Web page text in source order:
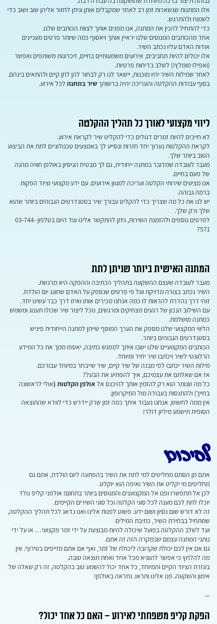
אלו המתנות שנשארות זמן רב לאחר שמקבלים אותן וניתן לחזור אליהן שוב ושוב כדי
לשמוח ולהתרגש.
כדי להתחיל להכין את המתנה, אנו מפנים אותך לצוות הכותבים שלנו.
אחד מהכותבים המנוסים שלנו יראיין אותך ויאסוף כמה שיותר פרטים מעניינים
אודות האדם עליו נכתב השיר.
אלו יכולים להיות תחביבים, אירועים משמעותיים בחיים, זיכרונות משותפים ואפשר
(ואפילו מומלץ!) לשלב בדיחות פרטיות.
לאחר שמילות השיר יהיו מוכנות, יישאר לנו רק לבחור להן לחן קיים ולהתאים בינהם.
בסוף עבודות ההקלטה והעריכה יהיה ברשותךשיר במתנה לכל אירוע.
ליווי מקצועי לאורך כל תהליך ההקלטה
לא חייבים להיות זמרים דגולים כדי להקליט שיר לקראת אירוע.
לקראת ההקלטות נערוך יחד חזרות ונסייע לך באמצעים טכנולוגיים לתת את הביצוע
הטוב ביותר שלך.
מעבר לעובדה שמדובר במתנה ייחודית, גם לך מבטיח הניסיון באולפן חוויה מהנה
של פעם בחיים.
אנו מציעים שירותי הקלטה ועריכה למגוון אירועים. עם ידע מקצועי וציוד הפקות
ברמה גבוהה.
יש לנו את כל מה שצריך כדי להקליט עבורך שיר בסטנדרטים הגבוהים ביותר שהוא
שלך ורק שלך.
לפרטים נוספים ולהזמנת השירות, ניתן להתקשר אלינו עוד היום בטלפון 03-744-
7571
המתנה האישית ביותר שניתן לתת
מעבר לעובדה שעצם ההשקעה בתהליך הכתיבה וההפקה היא מרגשת.
השיר נכתב בצורה מדויקת ועל פי פרטים שנספק על האדם שחוגג יום הולדת.
זוהי דרך נהדרת להראות לו כמה אנחנו מכירים אותו ואיזו דרך כבר עשינו יחד.
עם השילוב הנכון של רגעים מצחיקים ומרגשים, נוכל ליצור שיר שכולו תענוג ומשמש
כמתנה מושלמת.
הליווי המקצועי שלנו מספק את הערך המוסף שייתן למתנה הייחודית פיניש
בסטנדרטים הגבוהים ביותר.
הכותבים המקצועיים שלנו ישבו איתך למפגש כתיבה, יאספו ממך את כל המידע
הרלוונטי לשיר ויכתבו שיר יחיד ומיוחד.
מילות השיר יכתבו לפי מבנה של שיר קיים, שיר שייבחר במיוחד עבורכם.
אז אם שאלתם את עצמיכם, איך להפתיע את הבעל?
כל מה שנותר הוא רק להזמין אותך להיכנס אל אולפן הקלטות (אולי לראשונה
בחייך) ולהתנסות בעבודה מול המיקרופון.
אין ממה לחשוש, אנחנו נעבוד איתך כמה זמן שרק יידרש כדי לוודא שהתוצאה
הסופית תישמע מיליון דולר!
לסיכום
אתם מן הסתם מחליטים למי לתת את השיר בהפתעה ליום הולדת, אתם גם
מחליטים מי יקליט את השיר ואיפה הוא יוקלט.
לכן אל תתפשרו ופנו אל המקצוענים והמנוסים ביותר בתחום! אולפני קליפ נולד
יוכלו לתת לכם מענה לכל סוגי הקלטה וכל סוגי השירים הקיימים.
זה לא דורש שום נסיון ושום ידע. פשוט לפנות אלינו ואנו נדאג לכל תהליך ההקלטה,
שמתחיל בבחירת השיר, כתיבת המילים
ועד לשלב ההקלטה בפועל שיכולה להיות מבוצעת על ידי זמר מקצועי… או על ידי
נותני המתנה עצמם שבמקרה הזה זה אתם.
גם אם אין לכם יכולת שקרובה ליכולת של זמר, ואף אם אתם מזייפים בטירוף. אין
מה להלחץ כי אפשר להוציא מכל אחד ואחת תוצאה טובה.
בעזרת הציוד הקיים והמיוחד, כל אחד יכול להשמע טוב בהקלטה, זה רק שאלה של
אימון והשקעה. פנו אלינו ותראו. נתראה באולפן!
—
הפקת קליפ משפחתי לאירוע – האם כל אחד יכול?